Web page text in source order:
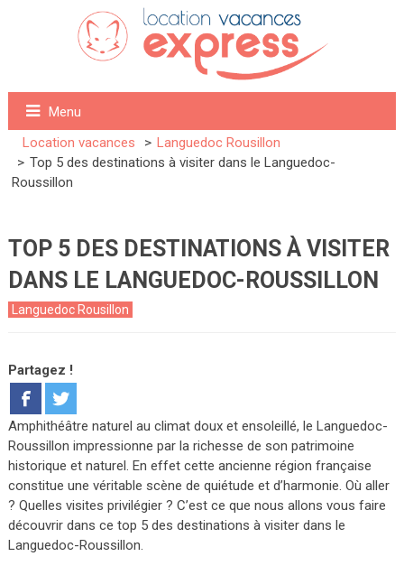
Menu
Location vacances
Languedoc Rousillon
Top 5 des destinations à visiter dans le Languedoc-
Roussillon
TOP 5 DES DESTINATIONS À VISITER
DANS LE LANGUEDOC-ROUSSILLON
Languedoc Rousillon
Partagez !
Amphithéâtre naturel au climat doux et ensoleillé, le Languedoc-
Roussillon impressionne par la richesse de son patrimoine
historique et naturel. En effet cette ancienne région française
constitue une véritable scène de quiétude et d’harmonie. Où aller
? Quelles visites privilégier ? C’est ce que nous allons vous faire
découvrir dans ce top 5 des destinations à visiter dans le
Languedoc-Roussillon.